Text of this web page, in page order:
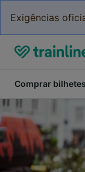
Exigências
Comprar bilhetes